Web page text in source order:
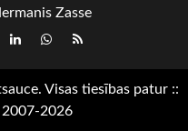
Zasse
LinkedInwhatsapp
RSS
Visas tiesības patur ::
2026